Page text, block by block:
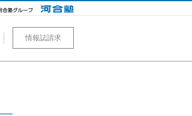
情報誌請求